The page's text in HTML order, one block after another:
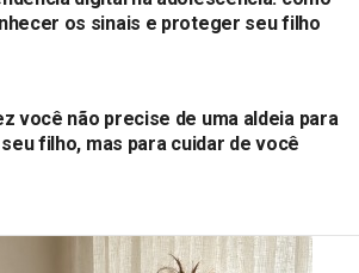
os sinais e proteger seu filho
você não precise de uma aldeia para
filho, mas para cuidar de você